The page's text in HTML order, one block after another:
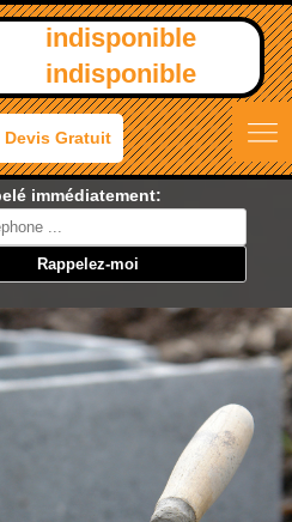
indisponible
indisponible
Devis Gratuit
immédiatement: